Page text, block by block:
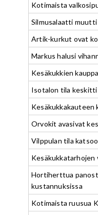
Kotimaista
Silmusalaatti
Artik-kurkut ovat
Markus halusi
Kesäkukkien
Isotalon tila
Kesäkukkakauteen
Orvokit avasivat
Vilppulan tila
Kesäkukkatarhojen
Hortiherttua
kustannuksissa
Kotimaista ruusua